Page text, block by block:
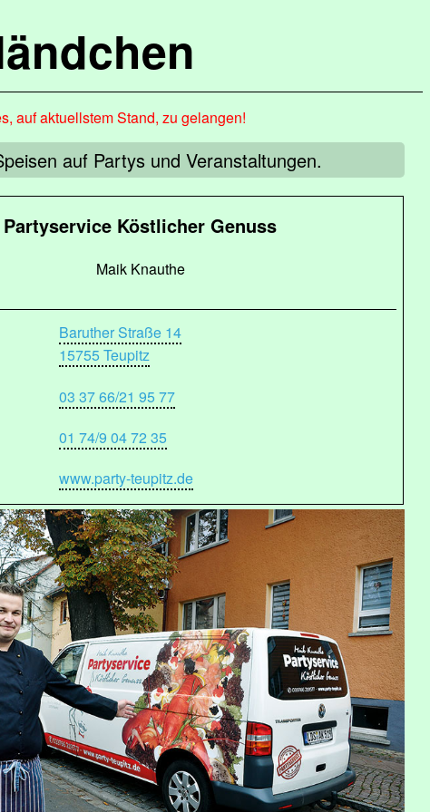
auf aktuellstem Stand, zu gelangen!
auf Partys und Veranstaltungen.
Partyservice Köstlicher Genuss
Maik Knauthe
Baruther Straße 14
15755 Teupitz
03 37 66/21 95 77
01 74/9 04 72 35
www.party-teupitz.de